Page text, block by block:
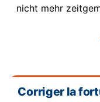
nicht mehr
Corriger la